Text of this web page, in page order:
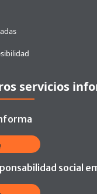
servicios
social